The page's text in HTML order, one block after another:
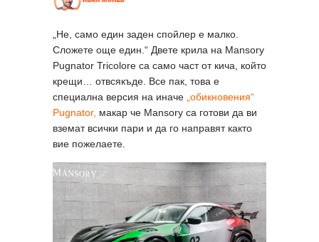
„Не, само един заден спойлер е малко.
Сложете още един.“ Двете крила на Mansory
Pugnator Tricolore са само част от кича, който
крещи… отвсякъде. Все пак, това е
специална версия на иначе „обикновения“
Pugnator, макар че Mansory са готови да ви
вземат всички пари и да го направят както
вие пожелаете.